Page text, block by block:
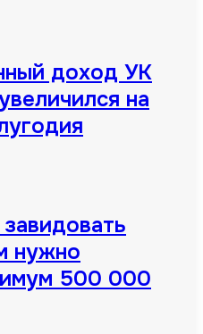
доход УК
на
нужно
500 000